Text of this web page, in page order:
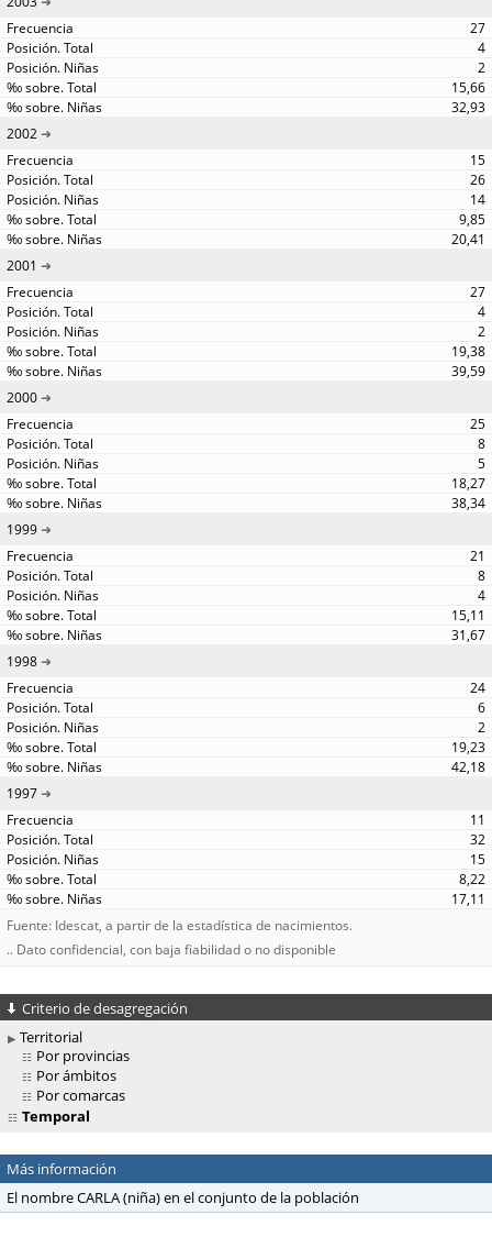
27
4
2
15,66
32,93
2002
15
26
14
9,85
20,41
2001
27
4
2
19,38
39,59
2000
25
8
5
18,27
38,34
1999
21
8
4
15,11
31,67
1998
24
6
2
19,23
42,18
1997
11
32
15
8,22
17,11
Fuente: Idescat, a partir de la estadística de nacimientos.
.. Dato confidencial, con baja fiabilidad o no disponible
Criterio de desagregación
Territorial
Por provincias
Por ámbitos
Por comarcas
Temporal
Más información
El nombre CARLA (niña) en el conjunto de la población